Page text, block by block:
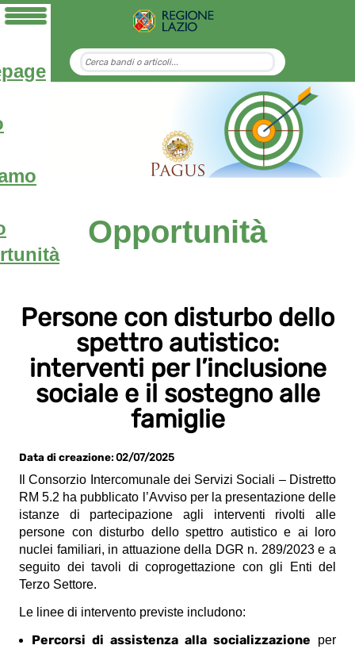
Opportunità
Persone con disturbo dello
spettro autistico:
interventi per l’inclusione
sociale e il sostegno alle
famiglie
Data di creazione: 02/07/2025
Il Consorzio Intercomunale dei Servizi Sociali – Distretto
RM 5.2 ha pubblicato l’Avviso per la presentazione delle
istanze di partecipazione agli interventi rivolti alle
persone con disturbo dello spettro autistico e ai loro
nuclei familiari, in attuazione della DGR n. 289/2023 e a
seguito dei tavoli di coprogettazione con gli Enti del
Terzo Settore.
Le linee di intervento previste includono:
Percorsi di assistenza alla socializzazione per